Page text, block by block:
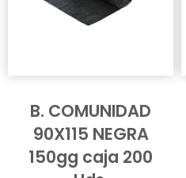
B. COMUNIDAD
90X115 NEGRA
150gg caja 200